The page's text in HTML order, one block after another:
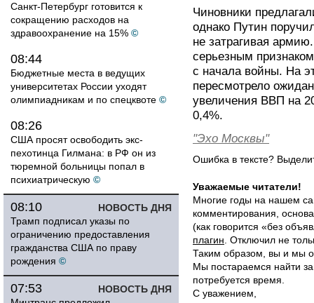
Санкт-Петербург готовится к
сокращению расходов на
здравоохранение на 15% ©
08:44
Бюджетные места в ведущих
университетах России уходят
олимпиадникам и по спецквоте ©
08:26
США просят освободить экс-
пехотинца Гилмана: в РФ он из
тюремной больницы попал в
психиатрическую ©
НОВОСТЬ ДНЯ
08:10
Трамп подписал указы по
ограничению предоставления
гражданства США по праву
рождения ©
НОВОСТЬ ДНЯ
07:53
Чиновники
однако Путин
не затрагивая
серьезным
с начала войны. На
пересмотрело
увеличения ВВП на
0,4%.
"Эхо Москвы"
Ошибка в тексте?
Уважаемые читатели!
Многие годы на нашем
комментирования,
(как говорится «без
плагин . Отключил не
Таким образом, вы и мы
Мы постараемся найти
потребуется время.
С уважением,